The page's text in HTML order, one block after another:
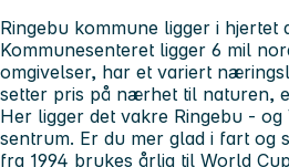
Ringebu kommune ligger i
Kommunesenteret ligger 6 mil
omgivelser, har et variert
setter pris på nærhet til naturen,
Her ligger det vakre Ringebu -
sentrum. Er du mer glad i fart og
fra 1994 brukes årlig til World